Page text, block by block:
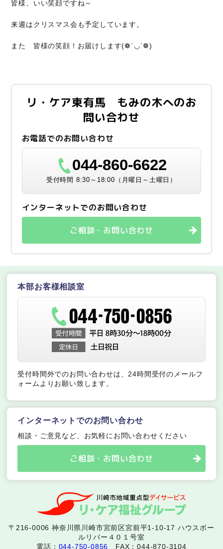
皆様、いい笑顔ですね～
来週はクリスマス会も予定しています。
また 皆様の笑顔！お届けします(❁´◡`❁)
リ・ケア東有馬 もみの木へのお
問い合わせ
お電話でのお問い合わせ
044-860-6622
受付時間 8:30～18:00（月曜日～土曜日）
インターネットでのお問い合わせ
ご相談・お問い合わせ
本部お客様相談室
受付時間外でのお問い合わせは、24時間受付のメールフ
ォームよりお願い致します。
インターネットでのお問い合わせ
相談・ご意見など、お気軽にお問い合わせください
ご相談・お問い合わせ
〒216-0006 神奈川県川崎市宮前区宮前平1-10-17 ハウスボー
ルリバー４０１号室
電話： 044-750-0856 FAX：044-870-3104